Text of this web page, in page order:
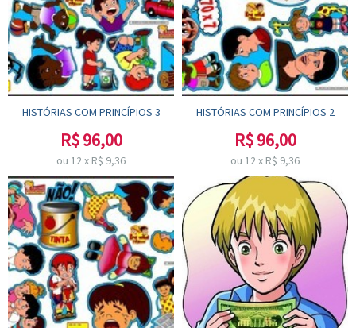
HISTÓRIAS COM PRINCÍPIOS 3
R$96,00
ou 12x R$ 9,36
HISTÓRIAS COM PRINCÍPIOS 2
R$96,00
ou 12x R$ 9,36